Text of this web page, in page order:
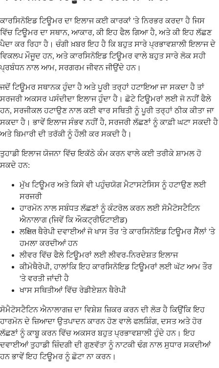
ਕਾਰਸਿਨੋਇਡ ਟਿਊਮਰ ਦਾ ਇਲਾਜ ਕਈ ਕਾਰਕਾਂ 'ਤੇ ਨਿਰਭਰ ਕਰਦਾ ਹੈ ਜਿਸ
ਵਿੱਚ ਟਿਊਮਰ ਦਾ ਸਥਾਨ, ਆਕਾਰ, ਕੀ ਇਹ ਫੈਲ ਗਿਆ ਹੈ, ਅਤੇ ਕੀ ਇਹ ਲੱਛਣ
ਪੈਦਾ ਕਰ ਰਿਹਾ ਹੈ। ਚੰਗੀ ਖ਼ਬਰ ਇਹ ਹੈ ਕਿ ਬਹੁਤ ਸਾਰੇ ਪ੍ਰਭਾਵਸ਼ਾਲੀ ਇਲਾਜ ਦੇ
ਵਿਕਲਪ ਮੌਜੂਦ ਹਨ, ਅਤੇ ਕਾਰਸਿਨੋਇਡ ਟਿਊਮਰ ਵਾਲੇ ਬਹੁਤ ਸਾਰੇ ਲੋਕ ਸਹੀ
ਪ੍ਰਬੰਧਨ ਨਾਲ ਆਮ, ਸਰਗਰਮ ਜੀਵਨ ਜੀਉਂਦੇ ਹਨ।
ਜਦੋਂ ਟਿਊਮਰ ਸਥਾਨਕ ਹੁੰਦਾ ਹੈ ਅਤੇ ਪੂਰੀ ਤਰ੍ਹਾਂ ਹਟਾਇਆ ਜਾ ਸਕਦਾ ਹੈ ਤਾਂ
ਸਰਜਰੀ ਅਕਸਰ ਪਸੰਦੀਦਾ ਇਲਾਜ ਹੁੰਦਾ ਹੈ। ਛੋਟੇ ਟਿਊਮਰਾਂ ਲਈ ਜੋ ਨਹੀਂ ਫੈਲੇ
ਹਨ, ਸਰਜੀਕਲ ਹਟਾਉਣ ਨਾਲ ਕਈ ਵਾਰ ਸਥਿਤੀ ਨੂੰ ਪੂਰੀ ਤਰ੍ਹਾਂ ਠੀਕ ਕੀਤਾ ਜਾ
ਸਕਦਾ ਹੈ। ਭਾਵੇਂ ਇਲਾਜ ਸੰਭਵ ਨਹੀਂ ਹੈ, ਸਰਜਰੀ ਲੱਛਣਾਂ ਨੂੰ ਕਾਫ਼ੀ ਘਟਾ ਸਕਦੀ ਹੈ
ਅਤੇ ਬਿਮਾਰੀ ਦੀ ਤਰੱਕੀ ਨੂੰ ਹੌਲੀ ਕਰ ਸਕਦੀ ਹੈ।
ਤੁਹਾਡੀ ਇਲਾਜ ਯੋਜਨਾ ਵਿੱਚ ਇਕੱਠੇ ਕੰਮ ਕਰਨ ਵਾਲੇ ਕਈ ਤਰੀਕੇ ਸ਼ਾਮਲ ਹੋ
ਸਕਦੇ ਹਨ:
ਮੁੱਖ ਟਿਊਮਰ ਅਤੇ ਕਿਸੇ ਵੀ ਪਹੁੰਚਯੋਗ ਮੈਟਾਸਟੇਸਿਸ ਨੂੰ ਹਟਾਉਣ ਲਈ
ਸਰਜਰੀ
ਹਾਰਮੋਨ ਨਾਲ ਸਬੰਧਤ ਲੱਛਣਾਂ ਨੂੰ ਕੰਟਰੋਲ ਕਰਨ ਲਈ ਸੋਮੈਟੋਸਟੈਟਿਨ
ਐਨਾਲਾਗ (ਜਿਵੇਂ ਕਿ ਔਕਟ੍ਰੀਓਟਾਈਡ)
ਲक्षित ਥੈਰੇਪੀ ਦਵਾਈਆਂ ਜੋ ਖਾਸ ਤੌਰ 'ਤੇ ਕਾਰਸਿਨੋਇਡ ਟਿਊਮਰ ਸੈੱਲਾਂ 'ਤੇ
ਹਮਲਾ ਕਰਦੀਆਂ ਹਨ
ਲੀਵਰ ਵਿੱਚ ਫੈਲੇ ਟਿਊਮਰਾਂ ਲਈ ਲੀਵਰ-ਨਿਰਦੇਸ਼ਤ ਇਲਾਜ
ਕੀਮੋਥੈਰੇਪੀ, ਹਾਲਾਂਕਿ ਇਹ ਕਾਰਸਿਨੋਇਡ ਟਿਊਮਰਾਂ ਲਈ ਘੱਟ ਆਮ ਤੌਰ
'ਤੇ ਵਰਤੀ ਜਾਂਦੀ ਹੈ
ਖਾਸ ਸਥਿਤੀਆਂ ਵਿੱਚ ਰੇਡੀਏਸ਼ਨ ਥੈਰੇਪੀ
ਸੋਮੈਟੋਸਟੈਟਿਨ ਐਨਾਲਾਗਜ਼ ਦਾ ਵਿਸ਼ੇਸ਼ ਜ਼ਿਕਰ ਕਰਨ ਦੀ ਲੋੜ ਹੈ ਕਿਉਂਕਿ ਇਹ
ਹਾਰਮੋਨ ਦੇ ਜ਼ਿਆਦਾ ਉਤਪਾਦਨ ਕਾਰਨ ਹੋਣ ਵਾਲੇ ਫਲਸ਼ਿੰਗ, ਦਸਤ ਅਤੇ ਹੋਰ
ਲੱਛਣਾਂ ਨੂੰ ਕਾਬੂ ਕਰਨ ਵਿੱਚ ਅਕਸਰ ਬਹੁਤ ਪ੍ਰਭਾਵਸ਼ਾਲੀ ਹੁੰਦੇ ਹਨ। ਇਹ
ਦਵਾਈਆਂ ਤੁਹਾਡੀ ਜ਼ਿੰਦਗੀ ਦੀ ਗੁਣਵੱਤਾ ਨੂੰ ਨਾਟਕੀ ਢੰਗ ਨਾਲ ਸੁਧਾਰ ਸਕਦੀਆਂ
ਹਨ ਭਾਵੇਂ ਇਹ ਟਿਊਮਰ ਨੂੰ ਛੋਟਾ ਨਾ ਕਰਨ।